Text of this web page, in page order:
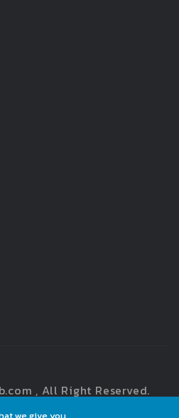
, All Right Reserved.